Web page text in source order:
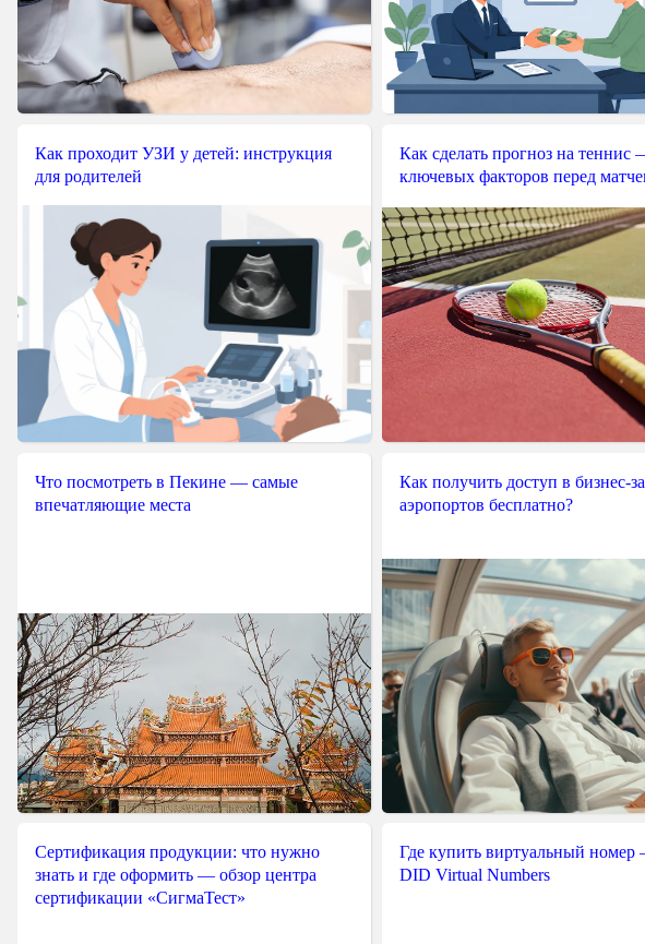
Как проходит УЗИ у детей: инструкция
для родителей
Как сделать прогноз на теннис
ключевых факторов перед
Что посмотреть в Пекине — самые
впечатляющие места
Как получить доступ в бизнес-
аэропортов бесплатно?
Сертификация продукции: что нужно
знать и где оформить — обзор центра
сертификации «СигмаТест»
Где купить виртуальный номер
DID Virtual Numbers